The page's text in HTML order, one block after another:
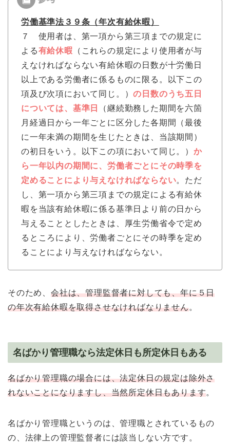
労働基準法３９条（年次有給休暇）
７ 使用者は、第一項から第三項までの規定に
よる有給休暇 （これらの規定により使用者が与
えなければならない有給休暇の日数が十労働日
以上である労働者に係るものに限る。以下この
項及び次項において同じ。）の日数のうち五日
については、基準日
（継続勤務した期間を六箇
月経過日から一年ごとに区分した各期間（最後
に一年未満の期間を生じたときは、当該期間）
の初日をいう。以下この項において同じ。） か
ら一年以内の期間に、労働者ごとにその時季を
定めることにより与えなければならない。ただ
し、第一項から第三項までの規定による有給休
暇を当該有給休暇に係る基準日より前の日から
与えることとしたときは、厚生労働省令で定め
るところにより、労働者ごとにその時季を定め
ることにより与えなければならない。
そのため、 会社は、管理監督者に対しても、年に５日
の年次有給休暇を取得させなければなりません。
名ばかり管理職なら法定休日も所定休日もある
名ばかり管理職の場合には、法定休日の規定は除外さ
れないことになりますし、当然所定休日もあります。
名ばかり管理職というのは、管理職とされているもの
の、法律上の管理監督者には該当しない方です。